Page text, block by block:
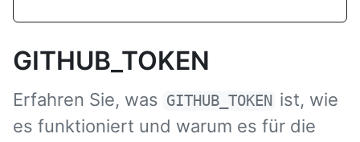
GITHUB_TOKEN
Erfahren Sie, was GITHUB_TOKEN ist, wie
es funktioniert und warum es für die